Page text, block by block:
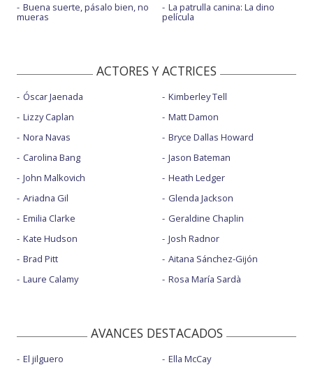
Buena suerte, pásalo bien, no
mueras
La patrulla canina: La dino
película
ACTORES Y ACTRICES
Óscar Jaenada
Lizzy Caplan
Nora Navas
Carolina Bang
John Malkovich
Ariadna Gil
Emilia Clarke
Kate Hudson
Brad Pitt
Laure Calamy
Kimberley Tell
Matt Damon
Bryce Dallas Howard
Jason Bateman
Heath Ledger
Glenda Jackson
Geraldine Chaplin
Josh Radnor
Aitana Sánchez-Gijón
Rosa María Sardà
AVANCES DESTACADOS
El jilguero
Ella McCay